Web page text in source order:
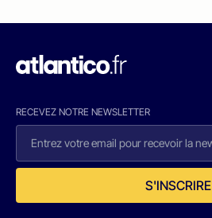
RECEVEZ NOTRE NEWSLETTER
S'INSCRIRE